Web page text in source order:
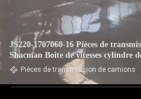
JS220-1707060-16 Pièces de
Shacman Boîte de vitesses cylindre
C09016-14
Pièces de transmission de camions